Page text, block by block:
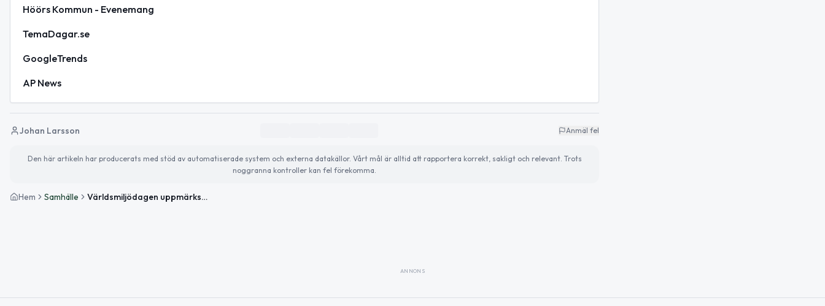
Höörs Kommun - Evenemang
TemaDagar.se
GoogleTrends
AP News
Johan Larsson Anmäl fel
Den här artikeln har producerats med stöd av automatiserade system och externa datakällor. Vårt mål är alltid att rapportera korrekt, sakligt och relevant. Trots
noggranna kontroller kan fel förekomma.
Hem Samhälle Världsmiljödagen uppmärksammas – tips inför helgens evenemang
ANNONS